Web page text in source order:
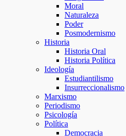
Moral
Naturaleza
Poder
Posmodernismo
Historia
Historia Oral
Historia Política
Ideología
Estudiantilismo
Insurreccionalismo
Marxismo
Periodismo
Psicología
Política
Democracia